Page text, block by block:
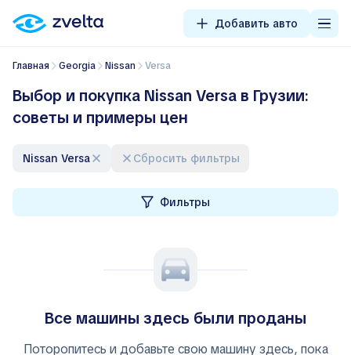
Добавить авто
Главная Georgia Nissan Versa
Выбор и покупка Nissan Versa в Грузии:
советы и примеры цен
Nissan Versa Сбросить фильтры
Фильтры
Все машины здесь были проданы
Поторопитесь и добавьте свою машину здесь, пока